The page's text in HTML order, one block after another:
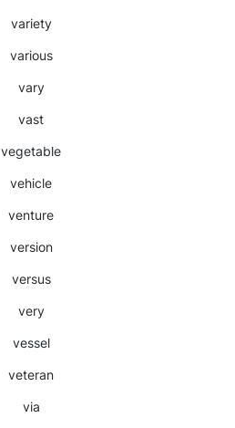
variety
various
vary
vast
vegetable
vehicle
venture
version
versus
very
vessel
veteran
via